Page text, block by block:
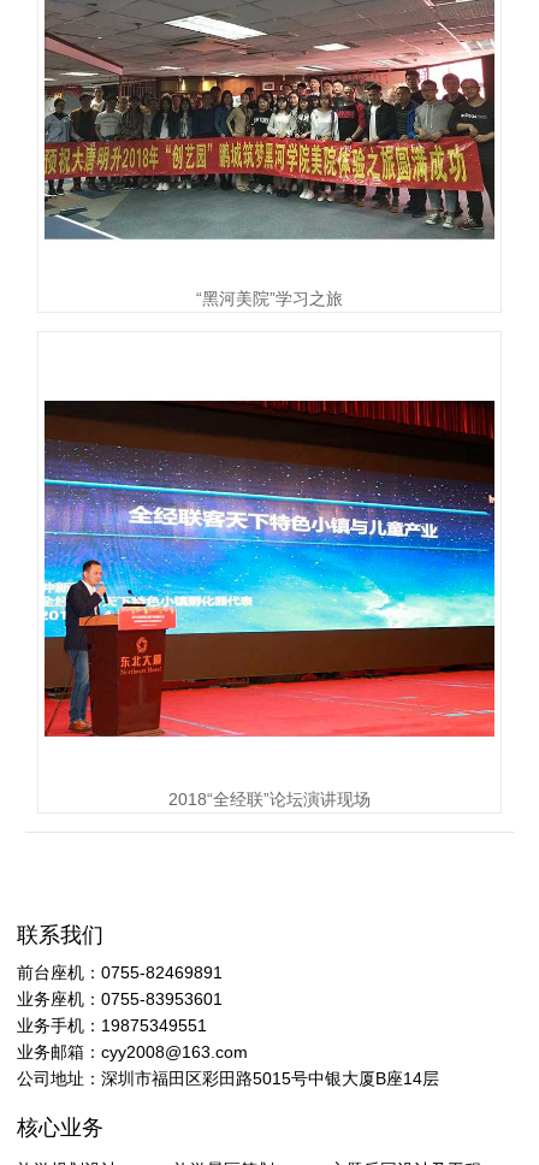
“黑河美院”学习之旅
2018“全经联”论坛演讲现场
联系我们
前台座机：0755-82469891
业务座机：0755-83953601
业务手机：19875349551
业务邮箱：cyy2008@163.com
公司地址：深圳市福田区彩田路5015号中银大厦B座14层
核心业务